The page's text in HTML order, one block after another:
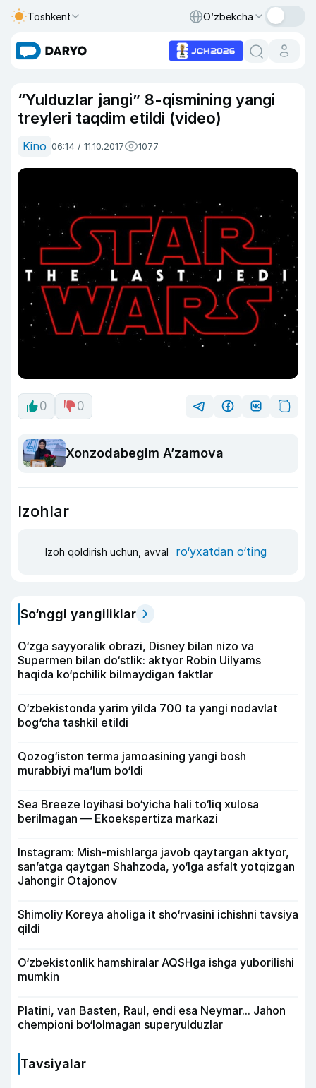
Toshkent O‘zbekcha
“Yulduzlar jangi” 8-qismining yangi
treyleri taqdim etildi (video)
Kino 06:14 / 11.10.2017 1077
0 0
Xonzodabegim A’zamova
Izohlar
Izoh qoldirish uchun, avval ro‘yxatdan o‘ting
So‘nggi yangiliklar
O‘zga sayyoralik obrazi, Disney bilan nizo va
Supermen bilan do‘stlik: aktyor Robin Uilyams
haqida ko‘pchilik bilmaydigan faktlar
O‘zbekistonda yarim yilda 700 ta yangi nodavlat
bog‘cha tashkil etildi
Qozog‘iston terma jamoasining yangi bosh
murabbiyi ma’lum bo‘ldi
Sea Breeze loyihasi bo‘yicha hali to‘liq xulosa
berilmagan — Ekoekspertiza markazi
Instagram: Mish-mishlarga javob qaytargan aktyor,
san’atga qaytgan Shahzoda, yo‘lga asfalt yotqizgan
Jahongir Otajonov
Shimoliy Koreya aholiga it sho‘rvasini ichishni tavsiya
qildi
O‘zbekistonlik hamshiralar AQSHga ishga yuborilishi
mumkin
Platini, van Basten, Raul, endi esa Neymar... Jahon
chempioni bo‘lolmagan superyulduzlar
Tavsiyalar